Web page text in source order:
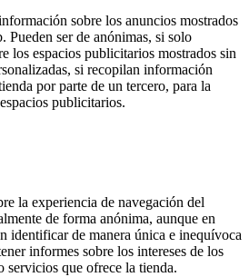
sobre los anuncios mostrados
Pueden ser de anónimas, si solo
los espacios publicitarios mostrados sin
si recopilan información
por parte de un tercero, para la
publicitarios.
la experiencia de navegación del
de forma anónima, aunque en
identificar de manera única e inequívoca
informes sobre los intereses de los
servicios que ofrece la tienda.